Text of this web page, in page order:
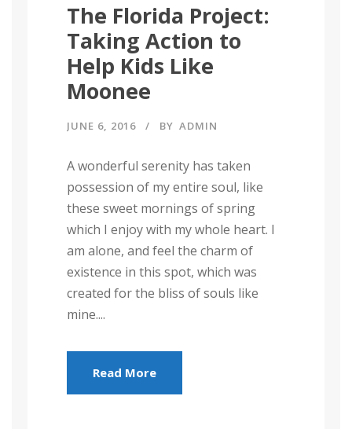
The Florida Project:
Taking Action to
Help Kids Like
Moonee
JUNE 6, 2016 BY ADMIN
A wonderful serenity has taken
possession of my entire soul, like
these sweet mornings of spring
which I enjoy with my whole heart. I
am alone, and feel the charm of
existence in this spot, which was
created for the bliss of souls like
mine....
Read More